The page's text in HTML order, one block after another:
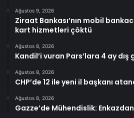
Ağustos 9, 2026
Ziraat Bankası’nın mobil
kart hizmetleri çöktü
Ağustos 8, 2026
Kandil’i vuran Pars’lara 4 ay dış
Ağustos 8, 2026
CHP’de 12 ile yeni il başkanı
Ağustos 8, 2026
Gazze’de Mühendislik: